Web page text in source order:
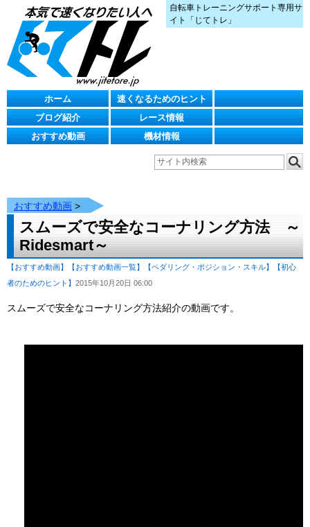
自転車トレーニングサポート専用サ
イト「じてトレ」
ホーム
速くなるためのヒント
ブログ紹介
レース情報
おすすめ動画
機材情報
おすすめ動画 >
スムーズで安全なコーナリング方法 ～
Ridesmart～
【おすすめ動画】 【おすすめ動画一覧】 【ペダリング・ポジション・スキル】
【初心
者のためのヒント】 2015年10月20日 06:00
スムーズで安全なコーナリング方法紹介の動画です。